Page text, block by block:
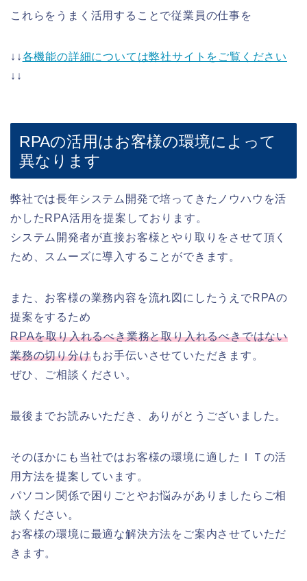
これらをうまく活用することで従業員の仕事を
↓↓各機能の詳細については弊社サイトをご覧ください
↓↓
RPAの活用はお客様の環境によって
異なります
弊社では長年システム開発で培ってきたノウハウを活
かしたRPA活用を提案しております。
システム開発者が直接お客様とやり取りをさせて頂く
ため、スムーズに導入することができます。
また、お客様の業務内容を流れ図にしたうえでRPAの
提案をするため
RPAを取り入れるべき業務と取り入れるべきではない
業務の切り分けもお手伝いさせていただきます。
ぜひ、ご相談ください。
最後までお読みいただき、ありがとうございました。
そのほかにも当社ではお客様の環境に適したＩＴの活
用方法を提案しています。
パソコン関係で困りごとやお悩みがありましたらご相
談ください。
お客様の環境に最適な解決方法をご案内させていただ
きます。